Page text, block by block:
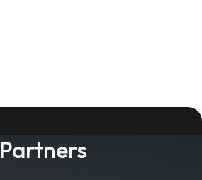
Partners